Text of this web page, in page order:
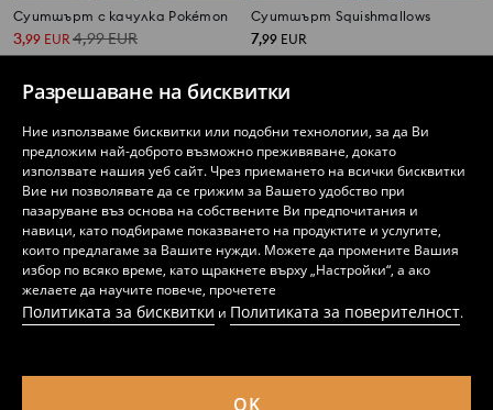
Разрешаване на бисквитки
Ние използваме бисквитки или подобни технологии, за да Ви
предложим най-доброто възможно преживяване, докато
използвате нашия уеб сайт. Чрез приемането на всички бисквитки
Вие ни позволявате да се грижим за Вашето удобство при
пазаруване въз основа на собствените Ви предпочитания и
навици, като подбираме показването на продуктите и услугите,
които предлагаме за Вашите нужди. Можете да промените Вашия
избор по всяко време, като щракнете върху „Настройки“, а ако
желаете да научите повече, прочетете
Политиката за бисквитки и Политиката за поверителност.
OK
Суитшърт с качулка Pokémon
3,99 EUR 4,99EUR
Суитшърт Squishmallows
7,99 EUR